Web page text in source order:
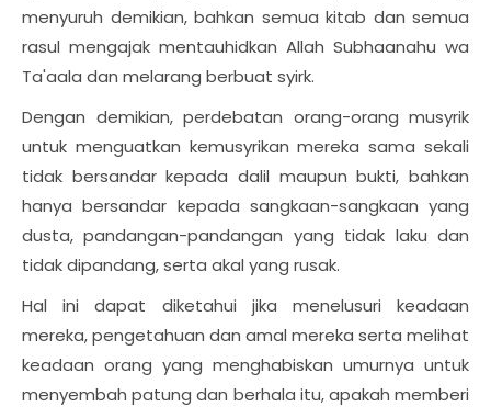
menyuruh demikian, bahkan semua kitab dan semua
rasul mengajak mentauhidkan Allah Subhaanahu wa
Ta'aala dan melarang berbuat syirk.
Dengan demikian, perdebatan orang-orang musyrik
untuk menguatkan kemusyrikan mereka sama sekali
tidak bersandar kepada dalil maupun bukti, bahkan
hanya bersandar kepada sangkaan-sangkaan yang
dusta, pandangan-pandangan yang tidak laku dan
tidak dipandang, serta akal yang rusak.
Hal ini dapat diketahui jika menelusuri keadaan
mereka, pengetahuan dan amal mereka serta melihat
keadaan orang yang menghabiskan umurnya untuk
menyembah patung dan berhala itu, apakah memberi